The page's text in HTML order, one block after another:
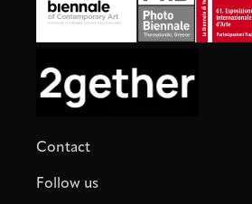
Contact
Follow us